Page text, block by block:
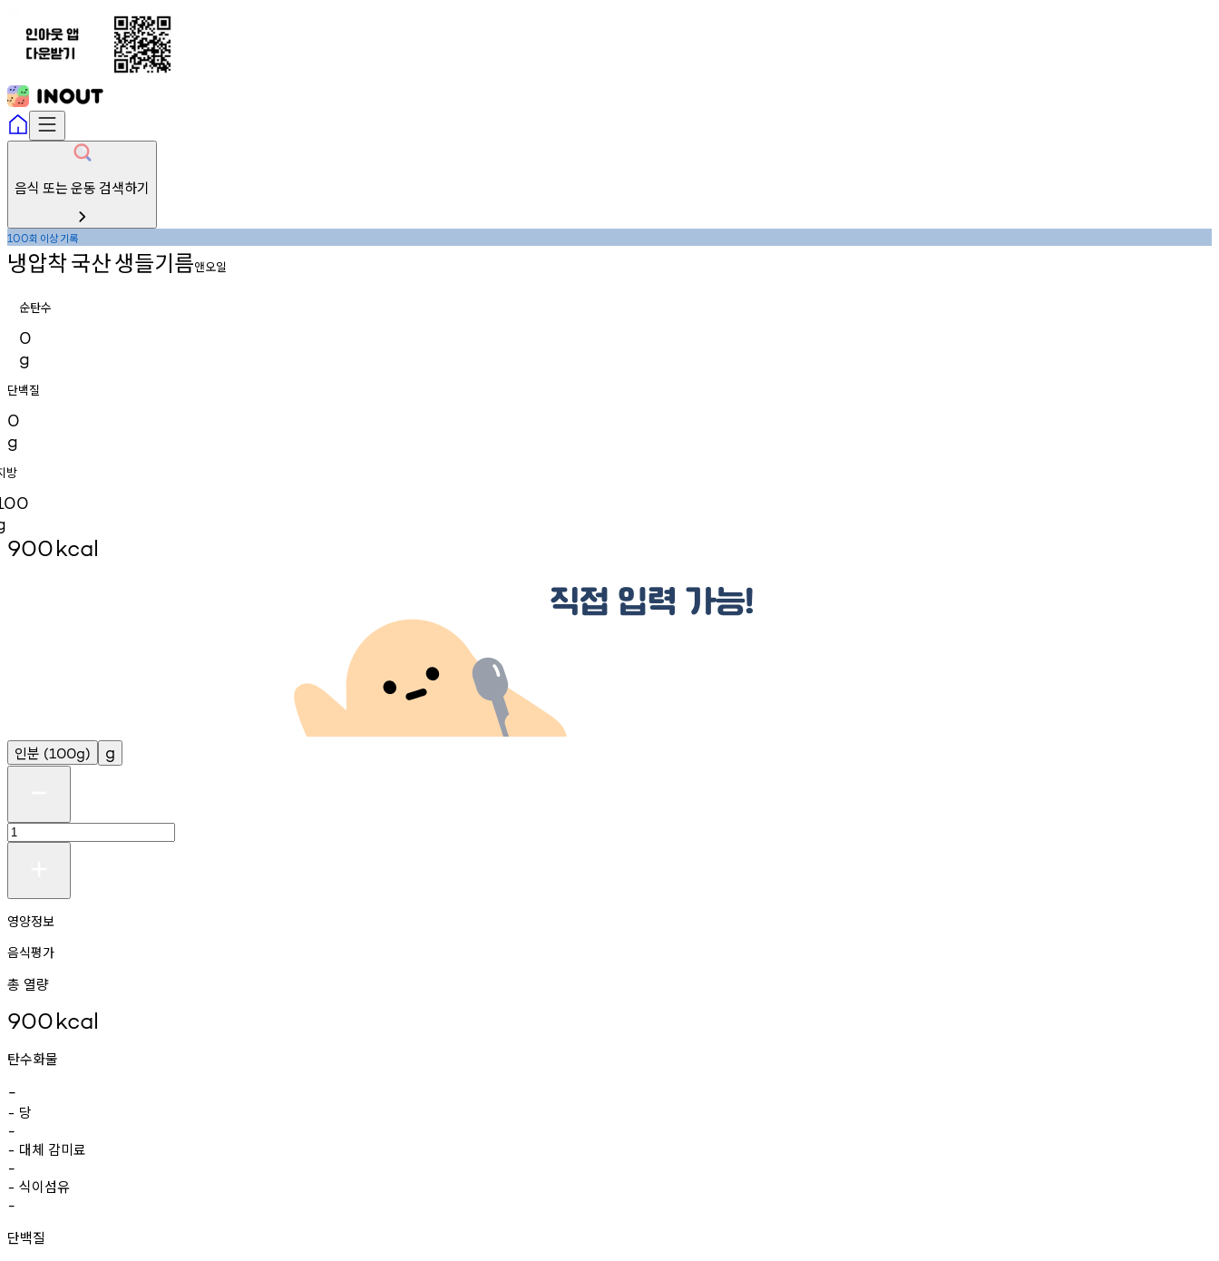
음식 또는 운동 검색하기
100회 이상기록
냉압착국산생들기름앤오일
순탄수
0
g
단백질
0
g
방
900kcal
인분 (100g) g
영양정보
음식평가
총 열량
900kcal
탄수화물
-
- 당
-
- 대체 감미료
-
- 식이섬유
-
단백질